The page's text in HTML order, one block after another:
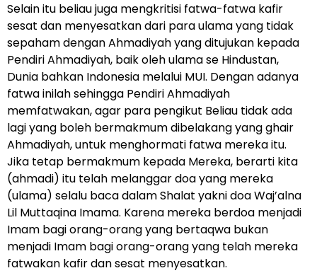
Selain itu beliau juga mengkritisi fatwa-fatwa kafir
sesat dan menyesatkan dari para ulama yang tidak
sepaham dengan Ahmadiyah yang ditujukan kepada
Pendiri Ahmadiyah, baik oleh ulama se Hindustan,
Dunia bahkan Indonesia melalui MUI. Dengan adanya
fatwa inilah sehingga Pendiri Ahmadiyah
memfatwakan, agar para pengikut Beliau tidak ada
lagi yang boleh bermakmum dibelakang yang ghair
Ahmadiyah, untuk menghormati fatwa mereka itu.
Jika tetap bermakmum kepada Mereka, berarti kita
(ahmadi) itu telah melanggar doa yang mereka
(ulama) selalu baca dalam Shalat yakni doa Waj’alna
Lil Muttaqina Imama. Karena mereka berdoa menjadi
Imam bagi orang-orang yang bertaqwa bukan
menjadi Imam bagi orang-orang yang telah mereka
fatwakan kafir dan sesat menyesatkan.